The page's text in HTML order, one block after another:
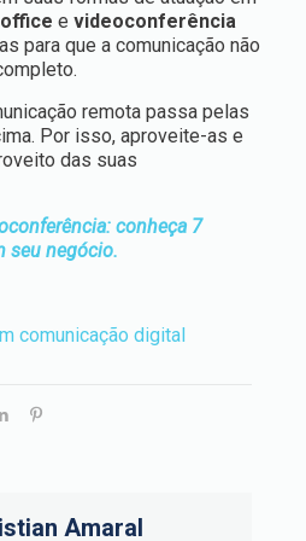
e videoconferência
para que a comunicação não
remota passa pelas
Por isso, aproveite-as e
das suas
conheça 7
seu negócio.
Amaral